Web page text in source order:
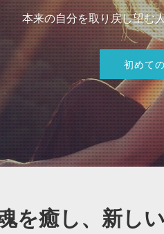
本来の自分を取り戻し望む
初めて
を癒し、新し